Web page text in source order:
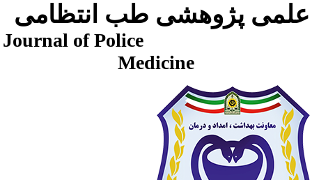
پژوهشی طب انتظامی
Journal of Police
Medicine